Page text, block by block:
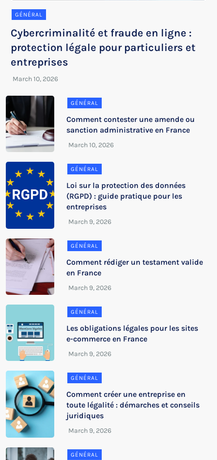
GÉNÉRAL
Cybercriminalité et fraude en ligne :
protection légale pour particuliers et
entreprises
GÉNÉRAL
Comment contester une amende ou
sanction administrative en France
GÉNÉRAL
Loi sur la protection des données
(RGPD) : guide pratique pour les
entreprises
GÉNÉRAL
Comment rédiger un testament valide
en France
GÉNÉRAL
Les obligations légales pour les sites
e-commerce en France
GÉNÉRAL
Comment créer une entreprise en
toute légalité : démarches et conseils
juridiques
GÉNÉRAL